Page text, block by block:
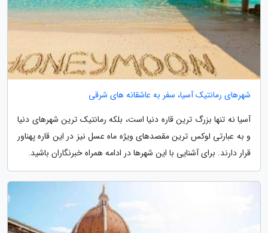
شهرهای رمانتیک آسیا، سفر به عاشقانه های شرقی
آسیا نه تنها بزرگ ترین قاره دنیا است، بلکه رمانتیک ترین شهرهای دنیا
و به عبارتی لوکس ترین مقصدهای ویژه ماه عسل نیز در این قاره پهناور
قرار دارند. برای آشنایی با این شهرها در ادامه همراه خبرنگاران باشید.